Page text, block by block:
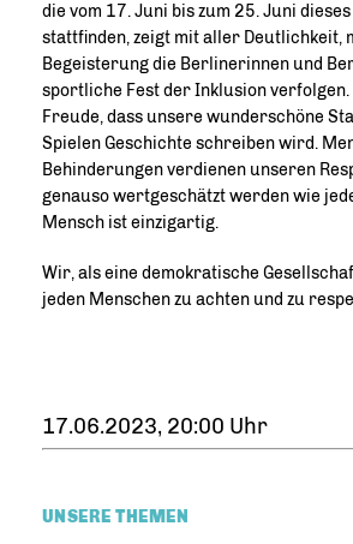
die vom 17. Juni bis zum 25. Juni
stattfinden, zeigt mit aller Deutlichkeit,
Begeisterung die Berlinerinnen und
sportliche Fest der Inklusion verfolgen.
Freude, dass unsere wunderschöne
Spielen Geschichte schreiben wird.
Behinderungen verdienen unseren
genauso wertgeschätzt werden wie
Mensch ist einzigartig.
Wir, als eine demokratische
jeden Menschen zu achten und zu
17.06.2023, 20:00 Uhr
UNSERE THEMEN